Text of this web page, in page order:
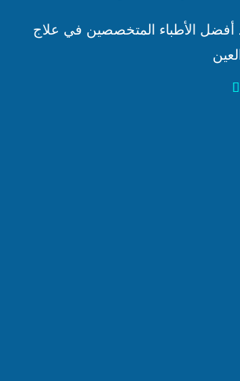
أفضل الأطباء المتخصصين في علاج